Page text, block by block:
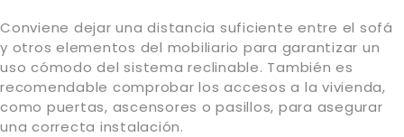
Conviene dejar una distancia suficiente entre el sofá
y otros elementos del mobiliario para garantizar un
uso cómodo del sistema reclinable. También es
recomendable comprobar los accesos a la vivienda,
como puertas, ascensores o pasillos, para asegurar
una correcta instalación.